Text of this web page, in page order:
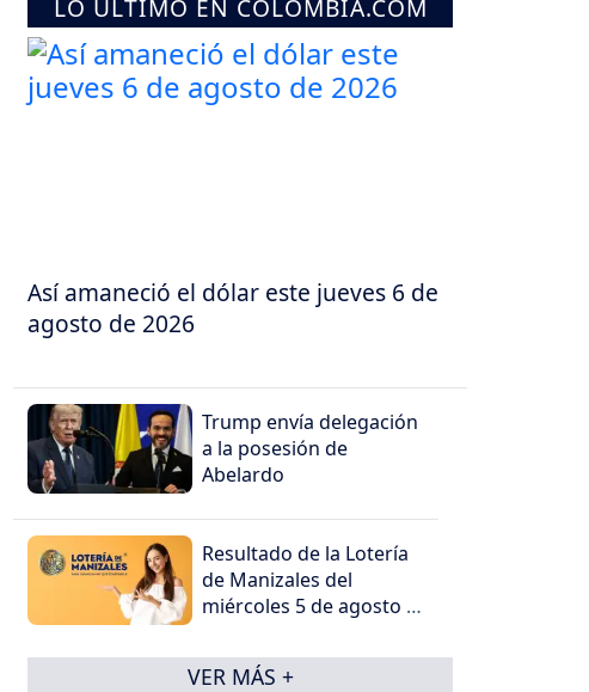
LO ÚLTIMO EN COLOMBIA.COM
Así amaneció el dólar este jueves 6 de
agosto de 2026
Trump envía delegación
a la posesión de
Abelardo
Resultado de la Lotería
de Manizales del
miércoles 5 de agosto de
VER MÁS +